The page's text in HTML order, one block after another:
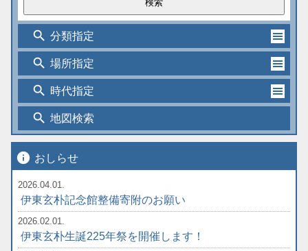
search 分類指定
search 場所指定
search 時代指定
search 地図検索
info おしらせ
2026.04.01.
伊東玄朴記念館整備寄附のお願い
2026.02.01.
伊東玄朴生誕225年祭を開催します！